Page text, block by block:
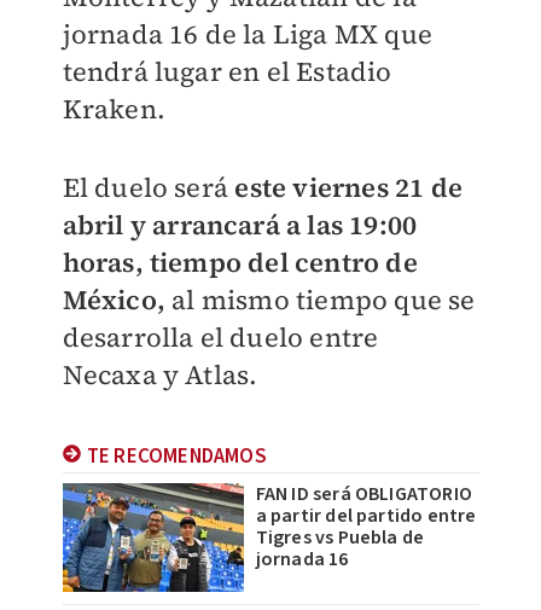
jornada 16 de la Liga MX que
tendrá lugar en el Estadio
Kraken.
El duelo será este viernes 21 de
abril y arrancará a las 19:00
horas, tiempo del centro de
México, al mismo tiempo que se
desarrolla el duelo entre
Necaxa y Atlas.
TE RECOMENDAMOS
FAN ID será OBLIGATORIO
a partir del partido entre
Tigres vs Puebla de
jornada 16